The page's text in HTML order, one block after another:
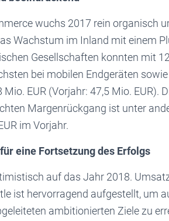
wuchs 2017 rein organisch
Wachstum im Inland mit einem
Gesellschaften konnten mit
bei mobilen Endgeräten
EUR (Vorjahr: 47,5 Mio. EUR).
Margenrückgang ist unter
im Vorjahr.
eine Fortsetzung des Erfolgs
auf das Jahr 2018.
ist hervorragend aufgestellt, um
ambitionierten Ziele zu